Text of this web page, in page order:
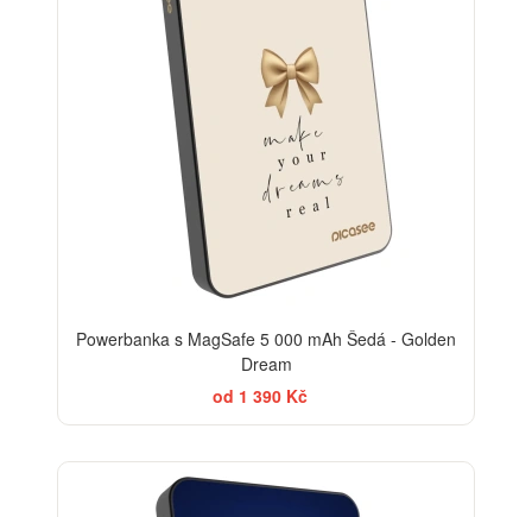
Powerbanka s MagSafe 5 000 mAh Šedá - Golden
Dream
od 1 390 Kč